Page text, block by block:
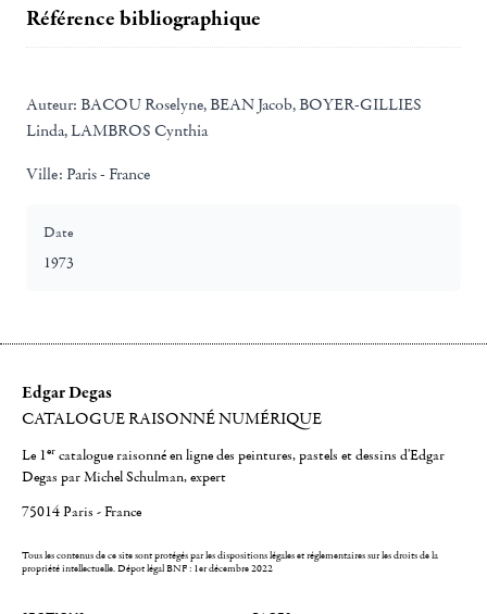
Référence bibliographique
Auteur: BACOU Roselyne, BEAN Jacob, BOYER-GILLIES
Linda, LAMBROS Cynthia
Ville: Paris - France
Date
1973
Edgar Degas
CATALOGUE RAISONNÉ NUMÉRIQUE
Le 1er catalogue raisonné en ligne des peintures, pastels et dessins d'Edgar
Degas par Michel Schulman, expert
75014 Paris - France
Tous les contenus de ce site sont protégés par les dispositions légales et réglementaires sur les droits de la
propriété intellectuelle.Dépot légal BNF : 1er décembre 2022